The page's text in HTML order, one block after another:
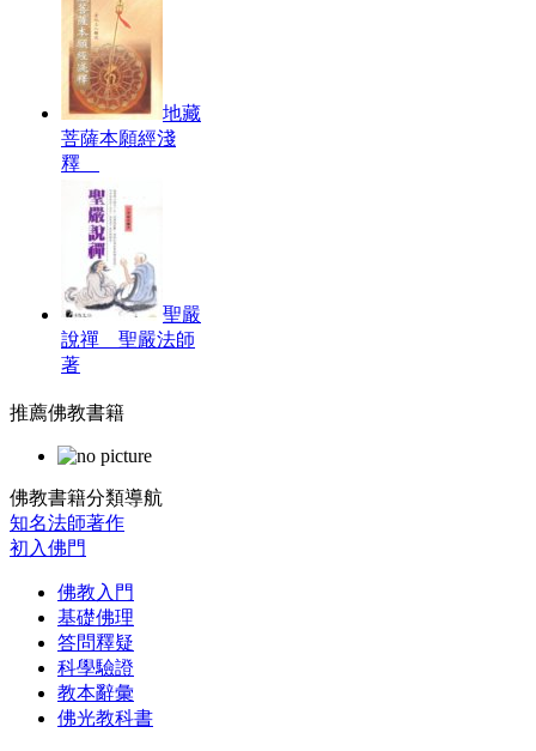
地藏
菩薩本願經淺
釋
聖嚴
說禪 聖嚴法師
著
推薦佛教書籍
佛教書籍分類導航
知名法師著作
初入佛門
佛教入門
基礎佛理
答問釋疑
科學驗證
教本辭彙
佛光教科書